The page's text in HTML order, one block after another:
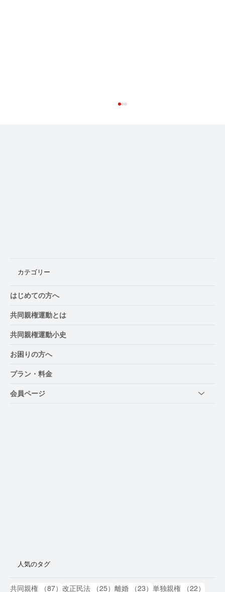
カテゴリー
はじめての方へ
共同親権運動とは
共同親権運動小史
お困りの方へ
プラン・料金
会員ページ
人気のタグ
共同親権 （87） 87件の記事
改正民法 （25） 25件の記事
離婚 （23） 23件の記事
単独親権 （22）